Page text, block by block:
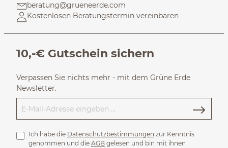
beratung@grueneerde.com
Kostenlosen Beratungstermin vereinbaren
10,-€ Gutschein sichern
Verpassen Sie nichts mehr - mit dem Grüne Erde
Newsletter.
Ich habe die Datenschutzbestimmungen zur Kenntnis
genommen und die AGB gelesen und bin mit ihnen